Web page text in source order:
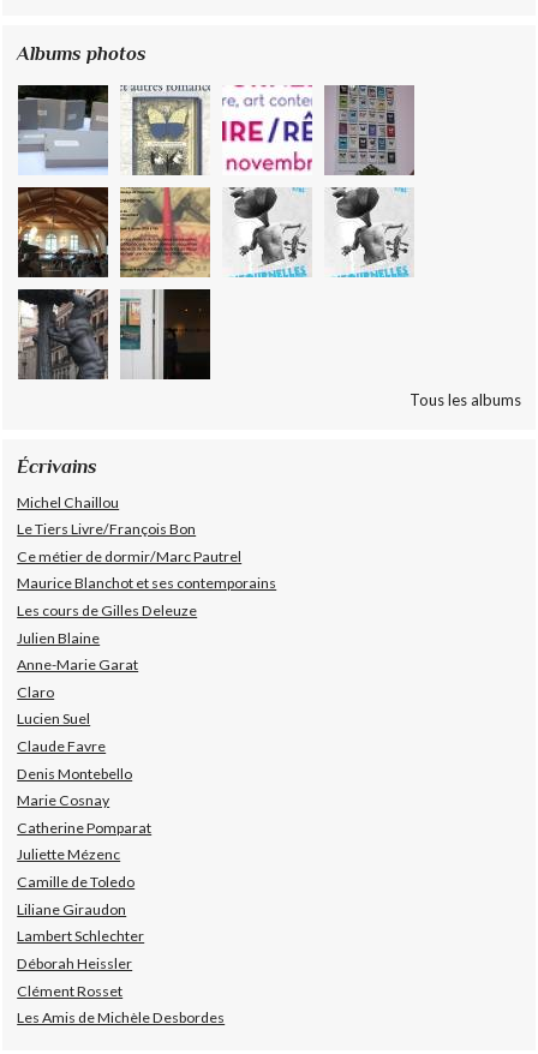
Albums photos
Tous les albums
Écrivains
Michel Chaillou
Le Tiers Livre/François Bon
Ce métier de dormir/Marc Pautrel
Maurice Blanchot et ses contemporains
Les cours de Gilles Deleuze
Julien Blaine
Anne-Marie Garat
Claro
Lucien Suel
Claude Favre
Denis Montebello
Marie Cosnay
Catherine Pomparat
Juliette Mézenc
Camille de Toledo
Liliane Giraudon
Lambert Schlechter
Déborah Heissler
Clément Rosset
Les Amis de Michèle Desbordes